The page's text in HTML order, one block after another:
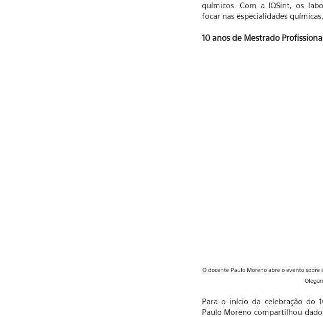
químicos. Com a IQSint, os
focar nas especialidades
10 anos de Mestrado
O docente Paulo Moreno abre o evento sobre
Para o início da celebração do
Paulo Moreno compartilhou